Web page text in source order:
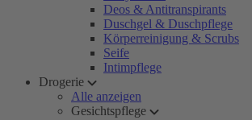
Deos & Antitranspirants
Duschgel & Duschpflege
Körperreinigung & Scrubs
Seife
Intimpflege
Drogerie
Alle anzeigen
Gesichtspflege